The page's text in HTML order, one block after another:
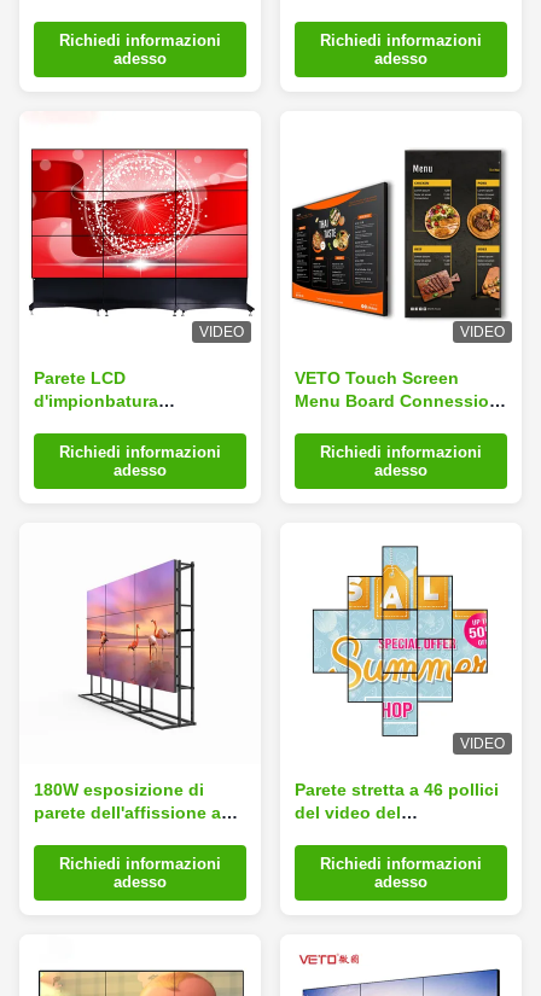
fissata al muro video 8
colore del bit 16.7M
Richiedi informazioni
adesso
di visione parete LCD
stretta dell'incastonatura
della video
Richiedi informazioni
adesso
VIDEO
Parete LCD
d'impionbatura
dello schermo la video
visualizza la risoluzione
alta a 55 pollici
Richiedi informazioni
adesso
VIDEO
VETO Touch Screen
Menu Board Connessioni
digitale senza cornice per
negozi al dettaglio
Richiedi informazioni
adesso
180W esposizione di
parete dell'affissione a
stretto 4x4
dell'incastonatura
500cd/m video
Richiedi informazioni
adesso
VIDEO
Parete stretta a 46 pollici
del video del
di Digital
dell'incastonatura del
SEME
Richiedi informazioni
adesso